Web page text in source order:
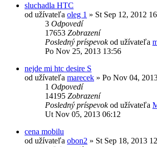
sluchadla HTC
od užívateľa oleg 1 » St Sep 12, 2012
3 Odpovedí
17653 Zobrazení
Posledný príspevokod užívateľa
Po Nov 25, 2013 13:56
nejde mi htc desire S
od užívateľa marecek » Po Nov 04,
1 Odpovedí
14195 Zobrazení
Posledný príspevokod užívateľa
Ut Nov 05, 2013 06:12
cena mobilu
od užívateľa obon2 » St Sep 18, 2013